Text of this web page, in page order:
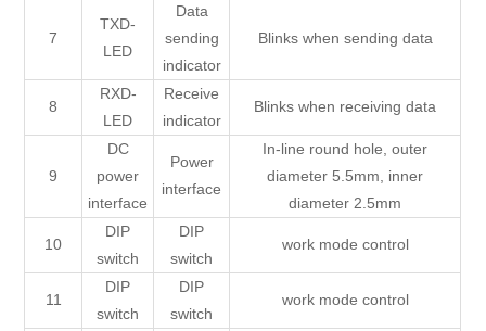
7
TXD-
LED
Data
sending
indicator
Blinks when sending data
8
RXD-
LED
Receive
indicator
Blinks when receiving data
9
DC
power
interface
Power
interface
In-line round hole, outer
diameter 5.5mm, inner
diameter 2.5mm
10
DIP
switch
DIP
switch
work mode control
11
DIP
switch
DIP
switch
work mode control